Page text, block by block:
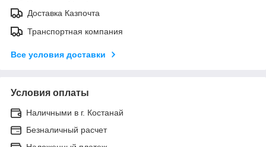
Доставка Казпочта
Транспортная компания
Все условия доставки
Условия оплаты
Наличными в г. Костанай
Безналичный расчет